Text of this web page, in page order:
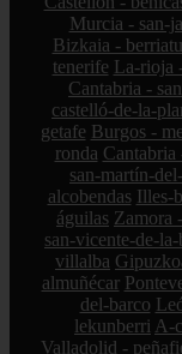
Murcia - san-
Bizkaia -
tenerife La-rioja
Cantabria -
castelló-de-la-
getafe Burgos -
ronda Cantabria
san-martín-
alcobendas Illes-
águilas Zamora
san-vicente-de-la-
villalba
almuñécar
del-barco
lekunberri A-
Valladolid -